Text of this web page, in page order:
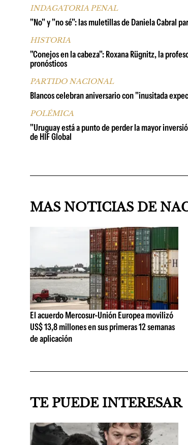
INDAGATORIA PENAL
"No" y "no sé": las muletillas de Daniela Cabral
HISTORIA
"Conejos en la cabeza": Roxana Rügnitz, la
pronósticos
PARTIDO NACIONAL
Blancos celebran aniversario con "inusitada
POLÉMICA
"Uruguay está a punto de perder la mayor
de HIF Global
MAS NOTICIAS DE
El acuerdo Mercosur-Unión Europea movilizó
US$ 13,8 millones en sus primeras 12 semanas
de aplicación
TE PUEDE INTERESAR